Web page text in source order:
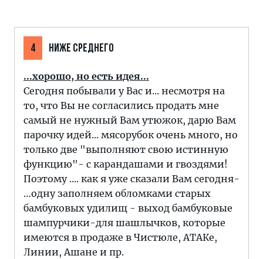
4 НИЖЕ СРЕДНЕГО
...хорошо, но есть идея...
Сегодня побывали у Вас и... несмотря на
то, что Вы не согласились продать мне
самый не нужный Вам утюжок, дарю Вам
парочку идей... мясорубок очень много, но
только две "выполняют свою истинную
функцию"- c карандашами и гвоздями!
Поэтому .... как я уже сказали Вам сегодня-
…одну заполняем обломками старых
бамбуковых удилищ - выход бамбуковые
шампурчики-для шашлычков, которые
имеются в продаже в Чистюле, АТАКе,
Линии, Ашане и пр.